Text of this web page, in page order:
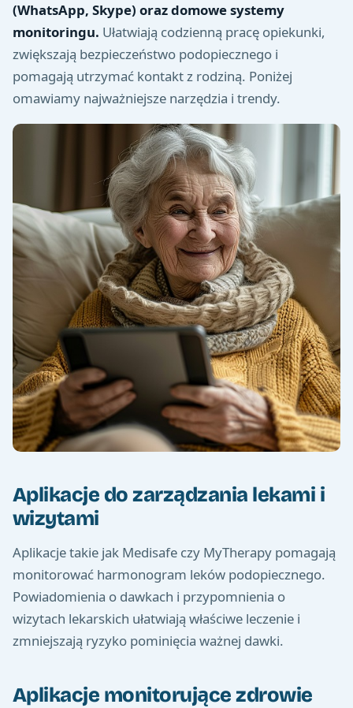
(WhatsApp, Skype) oraz domowe systemy
monitoringu. Ułatwiają codzienną pracę opiekunki,
zwiększają bezpieczeństwo podopiecznego i
pomagają utrzymać kontakt z rodziną. Poniżej
omawiamy najważniejsze narzędzia i trendy.
Aplikacje do zarządzania lekami i
wizytami
Aplikacje takie jak Medisafe czy MyTherapy pomagają
monitorować harmonogram leków podopiecznego.
Powiadomienia o dawkach i przypomnienia o
wizytach lekarskich ułatwiają właściwe leczenie i
zmniejszają ryzyko pominięcia ważnej dawki.
Aplikacje monitorujące zdrowie